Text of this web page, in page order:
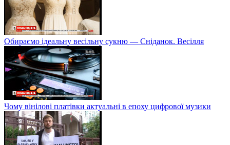
Обираємо ідеальну весільну сукню — Сніданок. Весілля
Чому вінілові платівки актуальні в епоху цифрової музики